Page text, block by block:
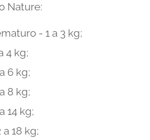
Nature:
- 1 a 3 kg;
4 kg;
6 kg;
8 kg;
14 kg;
18 kg;